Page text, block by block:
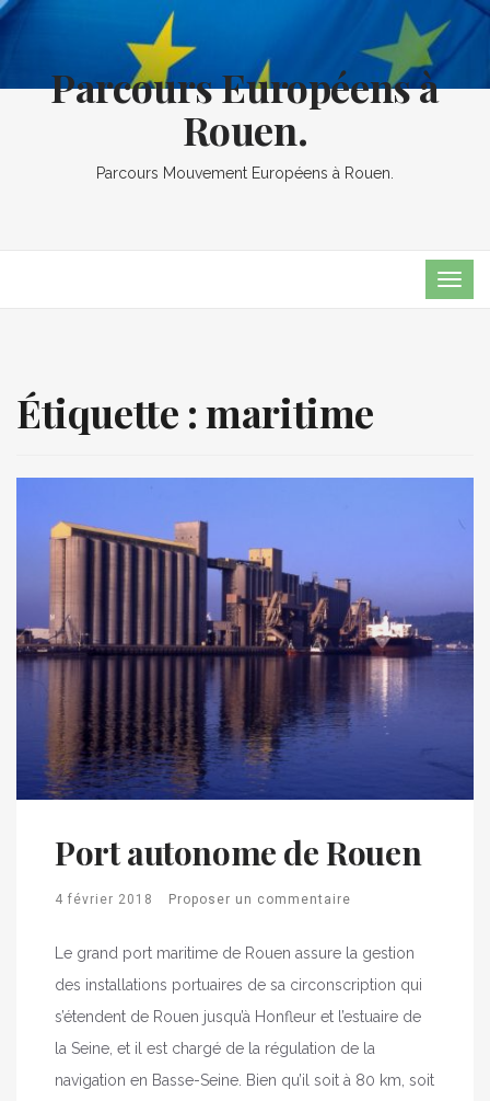
Parcours Européens à
Rouen.
Parcours Mouvement Européens à Rouen.
Étiquette :maritime
Port autonome de Rouen
4 février 2018 Proposer un commentaire
Le grand port maritime de Rouen assure la gestion
des installations portuaires de sa circonscription qui
s’étendent de Rouen jusqu’à Honfleur et l’estuaire de
la Seine, et il est chargé de la régulation de la
navigation en Basse-Seine. Bien qu’il soit à 80 km, soit